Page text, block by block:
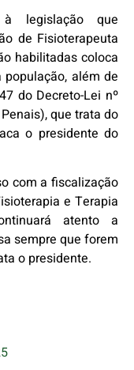
legislação que
de Fisioterapeuta
habilitadas coloca
além de
do Decreto-Lei nº
que trata do
o presidente do
com a fiscalização
e Terapia
atento a
sempre que forem
o presidente.